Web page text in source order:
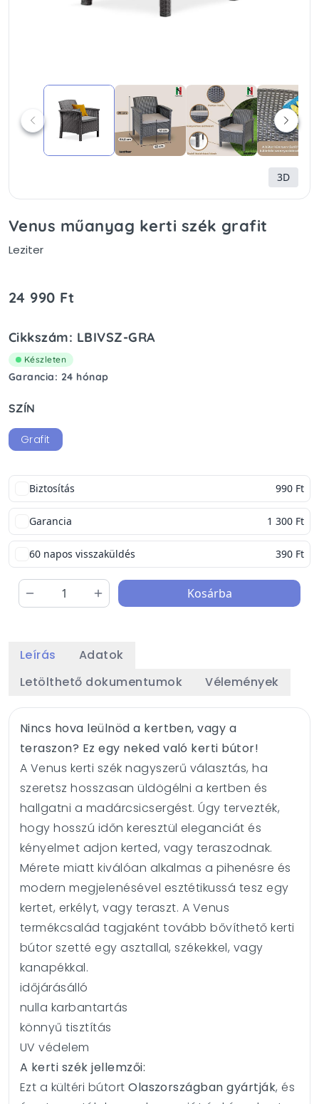
3D
Venus műanyag kerti szék grafit
Leziter
24 990 Ft
Cikkszám: LBIVSZ-GRA
Készleten
Garancia: 24 hónap
SZÍN
Grafit
Biztosítás 990 Ft
Garancia 1 300 Ft
60 napos visszaküldés 390 Ft
Kosárba
Leírás
Adatok
Letölthető dokumentumok
Vélemények
Nincs hova leülnöd a kertben, vagy a
teraszon? Ez egy neked való kerti bútor!
A Venus kerti szék nagyszerű választás, ha
szeretsz hosszasan üldögélni a kertben és
hallgatni a madárcsicsergést. Úgy tervezték,
hogy hosszú időn keresztül eleganciát és
kényelmet adjon kerted, vagy teraszodnak.
Mérete miatt kiválóan alkalmas a pihenésre és
modern megjelenésével esztétikussá tesz egy
kertet, erkélyt, vagy teraszt. A Venus
termékcsalád tagjaként tovább bővíthető kerti
bútor szetté egy asztallal, székekkel, vagy
kanapékkal.
időjárásálló
nulla karbantartás
könnyű tisztítás
UV védelem
A kerti szék jellemzői:
Ezt a kültéri bútortOlaszországban gyártják, és